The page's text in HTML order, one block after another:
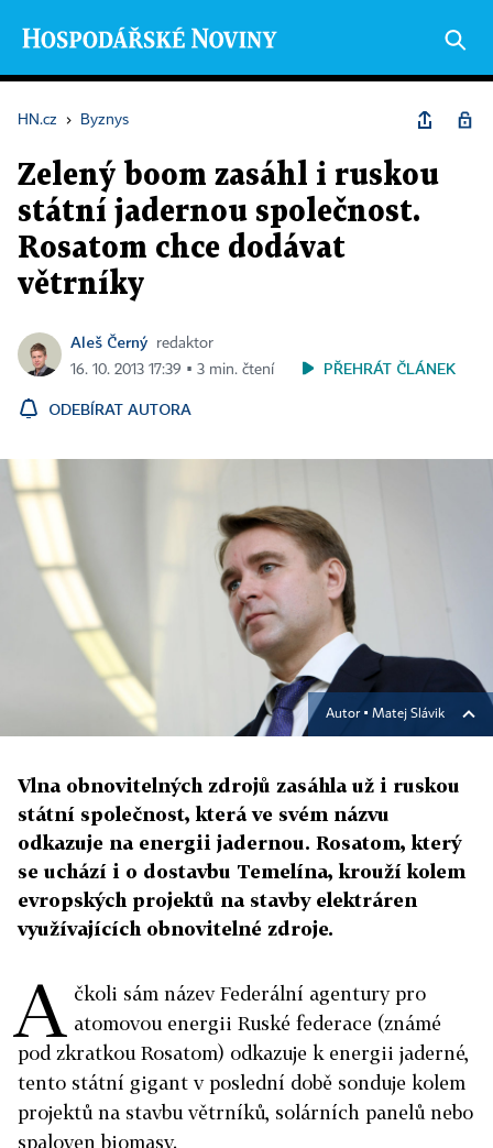
HN.cz › Byznys
Zelený boom zasáhl i ruskou
státní jadernou společnost.
Rosatom chce dodávat
větrníky
Aleš Černý
redaktor
16. 10. 2013 17:39 ▪ 3 min. čtení
PŘEHRÁT ČLÁNEK
ODEBÍRAT AUTORA
Autor ▪ Matej Slávik
Vlna obnovitelných zdrojů zasáhla už i ruskou
státní společnost, která ve svém názvu
odkazuje na energii jadernou. Rosatom, který
se uchází i o dostavbu Temelína, krouží kolem
evropských projektů na stavby elektráren
využívajících obnovitelné zdroje.
A čkoli sám název Federální agentury pro
atomovou energii Ruské federace (známé
pod zkratkou Rosatom) odkazuje k energii jaderné,
tento státní gigant v poslední době sonduje kolem
projektů na stavbu větrníků, solárních panelů nebo
spaloven biomasy.